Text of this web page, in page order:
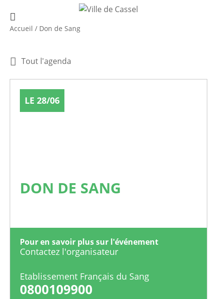
Accueil / Don de Sang
Tout l'agenda
LE 28/06
DON DE SANG
Pour en savoir plus sur l'événement
Contactez l'organisateur
Etablissement Français du Sang
0800109900